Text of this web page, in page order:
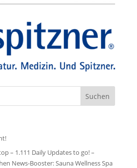
– 1.111 Daily Updates to go! –
News-Booster: Sauna Wellness Spa